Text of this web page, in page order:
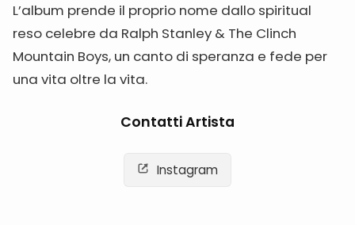
L’album prende il proprio nome dallo spiritual
reso celebre da Ralph Stanley & The Clinch
Mountain Boys, un canto di speranza e fede per
una vita oltre la vita.
Contatti Artista
Instagram